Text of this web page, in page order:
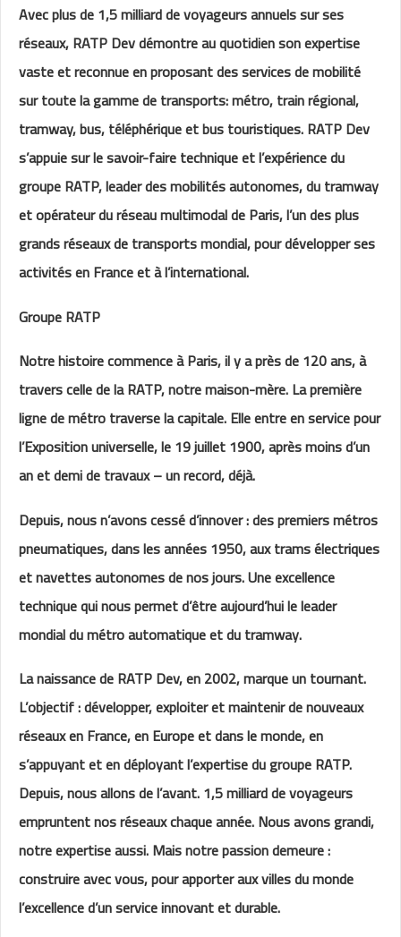
Avec plus de 1,5 milliard de voyageurs annuels sur ses
réseaux, RATP Dev démontre au quotidien son expertise
vaste et reconnue en proposant des services de mobilité
sur toute la gamme de transports: métro, train régional,
tramway, bus, téléphérique et bus touristiques. RATP Dev
s’appuie sur le savoir-faire technique et l’expérience du
groupe RATP, leader des mobilités autonomes, du tramway
et opérateur du réseau multimodal de Paris, l’un des plus
grands réseaux de transports mondial, pour développer ses
activités en France et à l’international.
Groupe RATP
Notre histoire commence à Paris, il y a près de 120 ans, à
travers celle de la RATP, notre maison-mère. La première
ligne de métro traverse la capitale. Elle entre en service pour
l’Exposition universelle, le 19 juillet 1900, après moins d’un
an et demi de travaux – un record, déjà.
Depuis, nous n’avons cessé d’innover : des premiers métros
pneumatiques, dans les années 1950, aux trams électriques
et navettes autonomes de nos jours. Une excellence
technique qui nous permet d’être aujourd’hui le leader
mondial du métro automatique et du tramway.
La naissance de RATP Dev, en 2002, marque un tournant.
L’objectif : développer, exploiter et maintenir de nouveaux
réseaux en France, en Europe et dans le monde, en
s’appuyant et en déployant l’expertise du groupe RATP.
Depuis, nous allons de l’avant. 1,5 milliard de voyageurs
empruntent nos réseaux chaque année. Nous avons grandi,
notre expertise aussi. Mais notre passion demeure :
construire avec vous, pour apporter aux villes du monde
l’excellence d’un service innovant et durable.